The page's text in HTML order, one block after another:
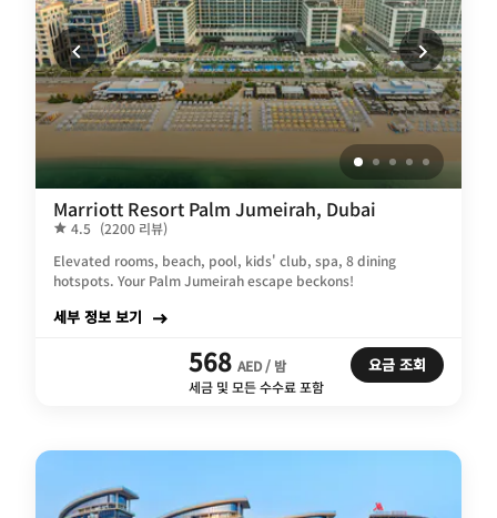
Marriott Resort Palm Jumeirah, Dubai
4.5 (2200 리뷰)
Elevated rooms, beach, pool, kids' club, spa, 8 dining
hotspots. Your Palm Jumeirah escape beckons!
세부 정보 보기
568 AED / 밤
세금 및 모든 수수료 포함
요금 조회